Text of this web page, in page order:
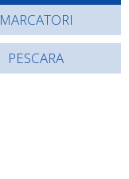
MARCATORI
PESCARA